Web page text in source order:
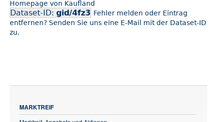
Homepage von Kaufland
Dataset-ID: gid/4fz3 Fehler melden oder Eintrag
entfernen? Senden Sie uns eine E-Mail mit der Dataset-ID
zu.
MARKTREIF